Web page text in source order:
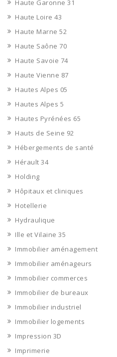
Haute Garonne 31
Haute Loire 43
Haute Marne 52
Haute Saône 70
Haute Savoie 74
Haute Vienne 87
Hautes Alpes 05
Hautes Alpes 5
Hautes Pyrénées 65
Hauts de Seine 92
Hébergements de santé
Hérault 34
Holding
Hôpitaux et cliniques
Hotellerie
Hydraulique
Ille et Vilaine 35
Immobilier aménagement
Immobilier aménageurs
Immobilier commerces
Immobilier de bureaux
Immobilier industriel
Immobilier logements
Impression 3D
Imprimerie